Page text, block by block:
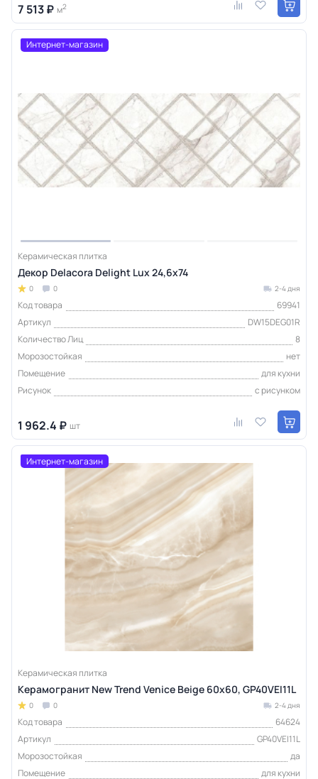
7 513 ₽ м2
Интернет-магазин
Керамическая плитка
Декор Delacora Delight Lux 24,6x74
0 0 2-4 дня
Код товара
69941
Артикул
DW15DEG01R
Количество Лиц
8
Морозостойкая
нет
Помещение
для кухни
Рисунок
с рисунком
1 962.4 ₽ шт
Интернет-магазин
Керамическая плитка
Керамогранит New Trend Venice Beige 60х60, GP40VEI11L
0 0 2-4 дня
Код товара
64624
Артикул
GP40VEI11L
Морозостойкая
да
Помещение
для кухни